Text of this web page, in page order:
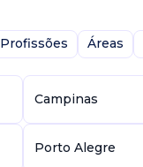
Profissões Áreas
Campinas
Porto Alegre